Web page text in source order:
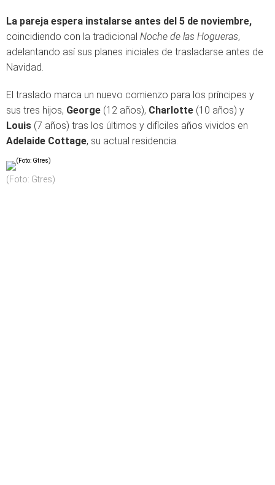
La pareja espera instalarse antes del 5 de noviembre,
coincidiendo con la tradicional Noche de las Hogueras,
adelantando así sus planes iniciales de trasladarse antes de
Navidad.
El traslado marca un nuevo comienzo para los príncipes y
sus tres hijos, George (12 años), Charlotte (10 años) y
Louis (7 años) tras los últimos y difíciles años vividos en
Adelaide Cottage, su actual residencia.
(Foto: Gtres)